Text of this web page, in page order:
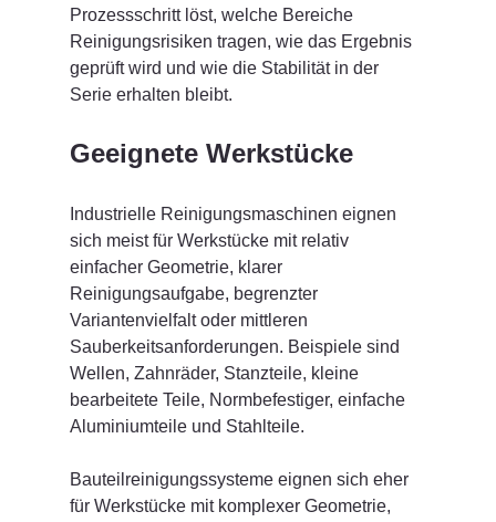
Prozessschritt löst, welche Bereiche
Reinigungsrisiken tragen, wie das Ergebnis
geprüft wird und wie die Stabilität in der
Serie erhalten bleibt.
Geeignete Werkstücke
Industrielle Reinigungsmaschinen eignen
sich meist für Werkstücke mit relativ
einfacher Geometrie, klarer
Reinigungsaufgabe, begrenzter
Variantenvielfalt oder mittleren
Sauberkeitsanforderungen. Beispiele sind
Wellen, Zahnräder, Stanzteile, kleine
bearbeitete Teile, Normbefestiger, einfache
Aluminiumteile und Stahlteile.
Bauteilreinigungssysteme eignen sich eher
für Werkstücke mit komplexer Geometrie,